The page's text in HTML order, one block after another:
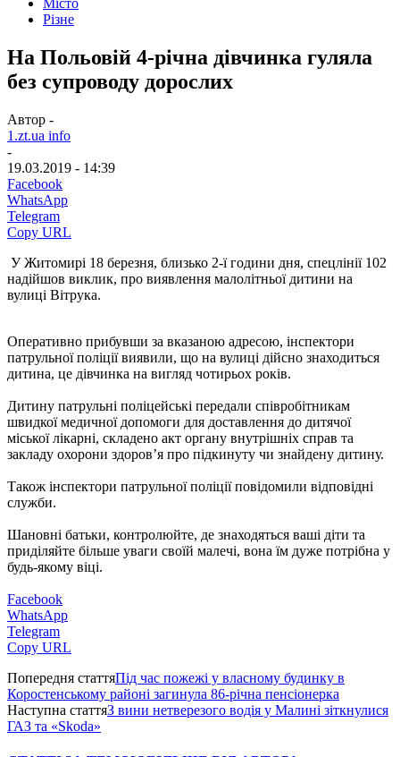
Місто
Різне
На Польовій 4-річна дівчинка гуляла
без супроводу дорослих
Автор -
1.zt.ua info
-
19.03.2019 - 14:39
Facebook
WhatsApp
Telegram
Copy URL
У Житомирі 18 березня, близько 2-ї години дня, спецлінії 102
надійшов виклик, про виявлення малолітньої дитини на
вулиці Вітрука.
Оперативно прибувши за вказаною адресою, інспектори
патрульної поліції виявили, що на вулиці дійсно знаходиться
дитина, це дівчинка на вигляд чотирьох років.
Дитину патрульні поліцейські передали співробітникам
швидкої медичної допомоги для доставлення до дитячої
міської лікарні, складено акт органу внутрішніх справ та
закладу охорони здоров’я про підкинуту чи знайдену дитину.
Також інспектори патрульної поліції повідомили відповідні
служби.
Шановні батьки, контролюйте, де знаходяться ваші діти та
приділяйте більше уваги своїй малечі, вона їм дуже потрібна у
будь-якому віці.
Facebook
WhatsApp
Telegram
Copy URL
Попередня статтяПід час пожежі у власному будинку в
Коростенському районі загинула 86-річна пенсіонерка
Наступна статтяЗ вини нетверезого водія у Малині зіткнулися
ГАЗ та «Skoda»